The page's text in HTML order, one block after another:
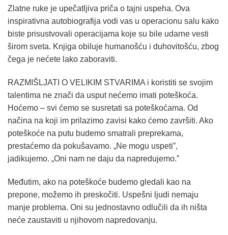
Zlatne ruke je upečatljiva priča o tajni uspeha. Ova
inspirativna autobiografija vodi vas u operacionu salu kako
biste prisustvovali operacijama koje su bile udarne vesti
širom sveta. Knjiga obiluje humanošću i duhovitošću, zbog
čega je nećete lako zaboraviti.
RAZMIŠLJATI O VELIKIM STVARIMA i koristiti se svojim
talentima ne znači da usput nećemo imati poteškoća.
Hoćemo – svi ćemo se susretati sa poteškoćama. Od
načina na koji im prilazimo zavisi kako ćemo završiti. Ako
poteškoće na putu budemo smatrali preprekama,
prestaćemo da pokušavamo. „Ne mogu uspeti”,
jadikujemo. „Oni nam ne daju da napredujemo.”
Međutim, ako na poteškoće budemo gledali kao na
prepone, možemo ih preskočiti. Uspešni ljudi nemaju
manje problema. Oni su jednostavno odlučili da ih ništa
neće zaustaviti u njihovom napredovanju.